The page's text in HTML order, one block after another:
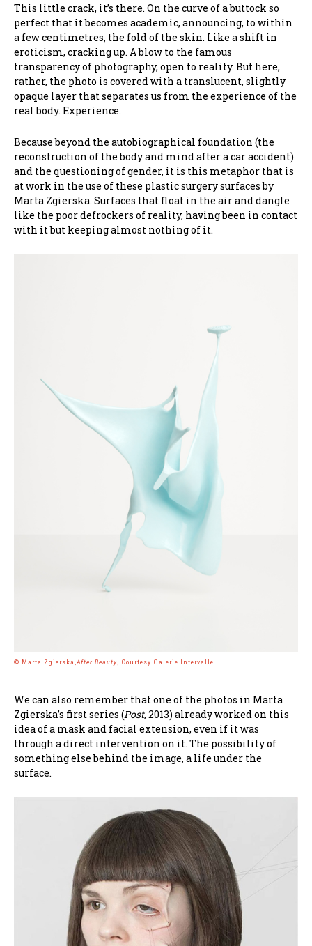
This little crack, it’s there. On the curve of a buttock so
perfect that it becomes academic, announcing, to within
a few centimetres, the fold of the skin. Like a shift in
eroticism, cracking up. A blow to the famous
transparency of photography, open to reality. But here,
rather, the photo is covered with a translucent, slightly
opaque layer that separates us from the experience of the
real body. Experience.
Because beyond the autobiographical foundation (the
reconstruction of the body and mind after a car accident)
and the questioning of gender, it is this metaphor that is
at work in the use of these plastic surgery surfaces by
Marta Zgierska. Surfaces that float in the air and dangle
like the poor defrockers of reality, having been in contact
with it but keeping almost nothing of it.
© Marta Zgierska, After Beauty , Courtesy Galerie Intervalle
We can also remember that one of the photos in Marta
Zgierska’s first series (Post, 2013) already worked on this
idea of a mask and facial extension, even if it was
through a direct intervention on it. The possibility of
something else behind the image, a life under the
surface.